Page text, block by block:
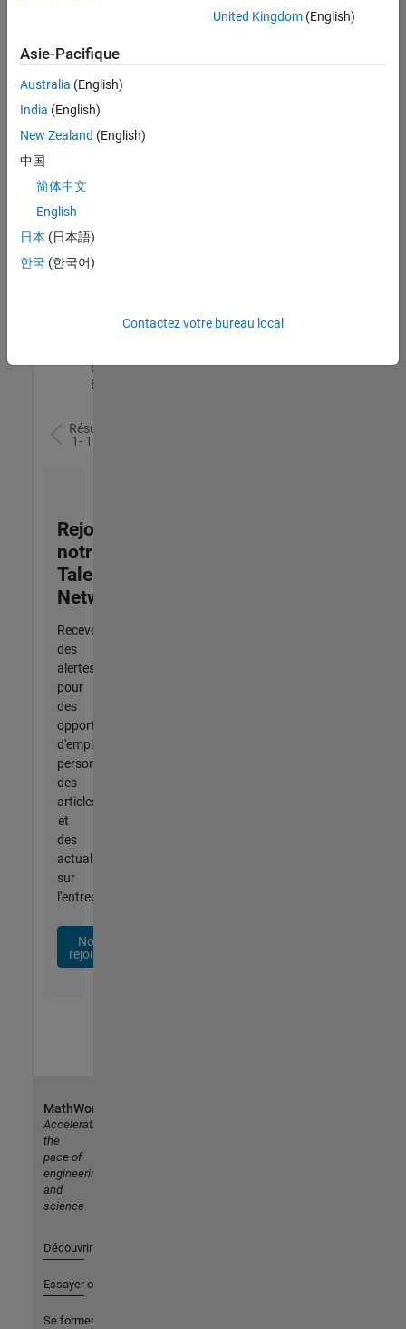
lieu
pour
l’ensemble
des
opportunités
votre
région.
Senior Software Quality Engineer
Senior
Engineer
qualité |
Expérimenté(e)
Résultats
1- 1 de
Rejoignez
notre
Talent
Network
Recevez
des
alertes
pour
des
opportunités
d'emploi
personnalisées,
des
articles
et
des
actualités
sur
l'entreprise.
Nous
rejoindre
United Kingdom(English)
Asie-Pacifique
Australia (English)
India (English)
New Zealand (English)
中国
简体中文
English
日本 (日本語)
한국 (한국어)
Contactez votre bureau local
MathWorks
Accelerating
the
pace of
engineering
and
science
Découvrir les produits
Essayer ou acheter
Se former